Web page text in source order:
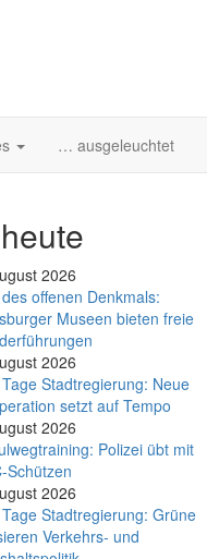
… ausgeleuchtet
2026
offenen Denkmals:
Museen bieten freie
2026
Stadtregierung: Neue
setzt auf Tempo
2026
Poli­zei übt mit
Schüt­zen
2026
Stadtregierung: Grüne
Verkehrs- und